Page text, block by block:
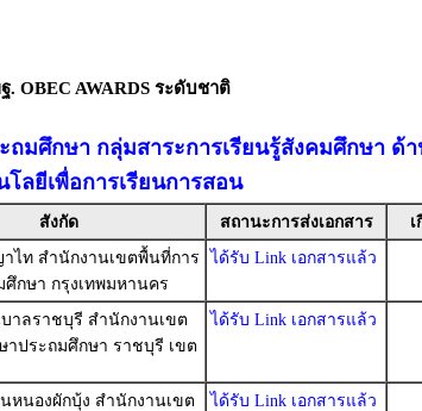
OBEC AWARDS ระดับชาติ
มศึกษา กลุ่มสาระการเรียนรู้สังคมศึกษา ด้
โลยีเพื่อการเรียนการสอน
สังกัด สถานะการส่งเอกสาร
าไท สำนักงานเขตพื้นที่การ
กษา กรุงเทพมหานคร
ได้รับ Link เอกสารแล้ว
บาลราชบุรี สำนักงานเขต
าประถมศึกษา ราชบุรี เขต
ได้รับ Link เอกสารแล้ว
นหนองผักบุ้ง สำนักงานเขต
ได้รับ Link เอกสารแล้ว